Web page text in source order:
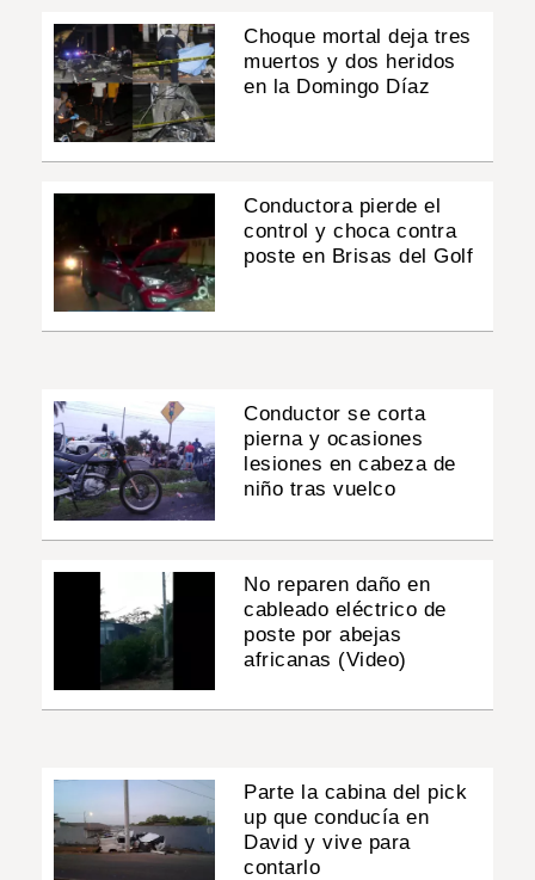
Choque mortal deja tres
muertos y dos heridos
en la Domingo Díaz
Conductora pierde el
control y choca contra
poste en Brisas del Golf
Conductor se corta
pierna y ocasiones
lesiones en cabeza de
niño tras vuelco
No reparen daño en
cableado eléctrico de
poste por abejas
africanas (Video)
Parte la cabina del pick
up que conducía en
David y vive para
contarlo